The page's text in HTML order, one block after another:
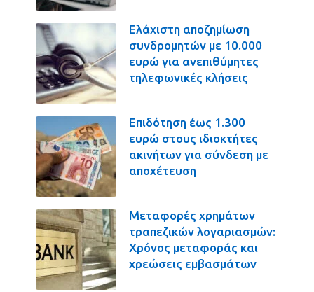
Ελάχιστη αποζημίωση
συνδρομητών με 10.000
ευρώ για ανεπιθύμητες
τηλεφωνικές κλήσεις
Επιδότηση έως 1.300
ευρώ στους ιδιοκτήτες
ακινήτων για σύνδεση με
αποχέτευση
Μεταφορές χρημάτων
τραπεζικών λογαριασμών:
Χρόνος μεταφοράς και
χρεώσεις εμβασμάτων